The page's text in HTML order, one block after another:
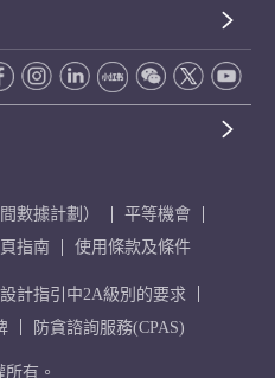
數據計劃）
平等機會
指南 使用條款及條件
計指引中2A級別的要求
防貪諮詢服務(CPAS)
有。